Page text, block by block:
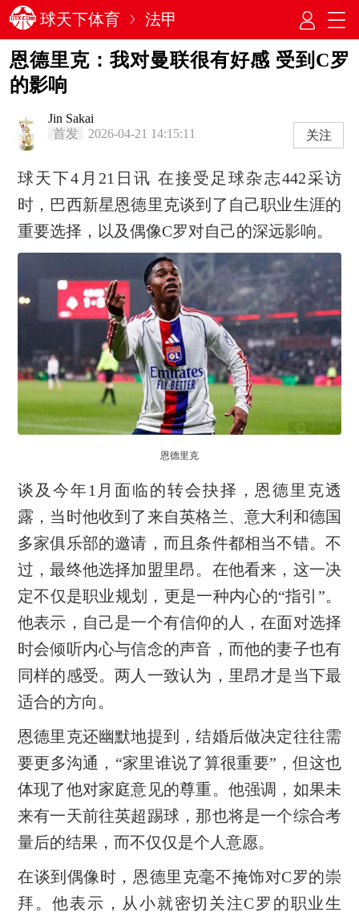
球天下体育 法甲
恩德里克：我对曼联很有好感 受到C罗
的影响
Jin Sakai
首发
2026-04-21 14:15:11 关注
球天下4月21日讯 在接受足球杂志442采访
时，巴西新星恩德里克谈到了自己职业生涯的
重要选择，以及偶像C罗对自己的深远影响。
恩德里克
谈及今年1月面临的转会抉择，恩德里克透
露，当时他收到了来自英格兰、意大利和德国
多家俱乐部的邀请，而且条件都相当不错。不
过，最终他选择加盟里昂。在他看来，这一决
定不仅是职业规划，更是一种内心的“指引”。
他表示，自己是一个有信仰的人，在面对选择
时会倾听内心与信念的声音，而他的妻子也有
同样的感受。两人一致认为，里昂才是当下最
适合的方向。
恩德里克还幽默地提到，结婚后做决定往往需
要更多沟通，“家里谁说了算很重要”，但这也
体现了他对家庭意见的尊重。他强调，如果未
来有一天前往英超踢球，那也将是一个综合考
量后的结果，而不仅仅是个人意愿。
在谈到偶像时，恩德里克毫不掩饰对C罗的崇
拜。他表示，从小就密切关注C罗的职业生